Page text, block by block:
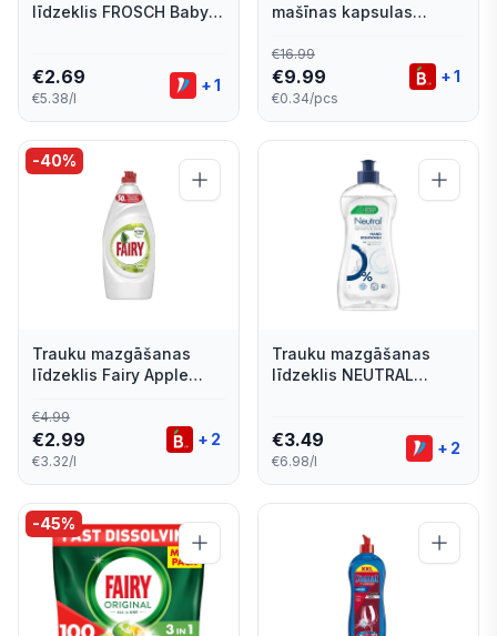
līdzeklis FROSCH Baby
€2.69
€5.38/l
+1
mašīnas kapsulas
30gab.
€16.99
€9.99
€0.34/pcs
+1
-40%
Trauku mazgāšanas
līdzeklis Fairy Apple
€4.99
€2.99
€3.32/l
+ 2
Trauku mazgāšanas
līdzeklis NEUTRAL
€3.49
€6.98/l
+ 2
-45%